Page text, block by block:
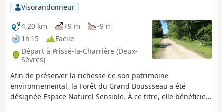
Visorandonneur
4,20 km
+9 m
-9 m
1h 15
Facile
Départ à Prissé-la-Charrière (Deux-
Sèvres)
Afin de préserver la richesse de son patrimoine
environnemental, la Forêt du Grand Boussseau a été
désignée Espace Naturel Sensible. À ce titre, elle bénéficie